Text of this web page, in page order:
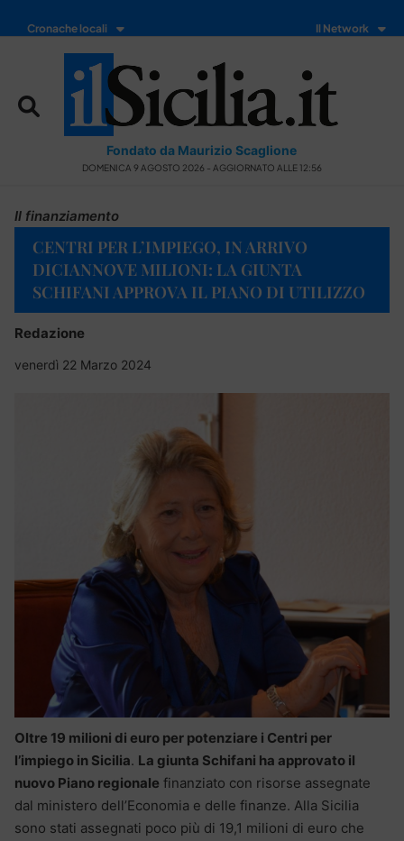
Cronache locali Il Network
Fondato da Maurizio Scaglione
DOMENICA 9 AGOSTO 2026 - AGGIORNATO ALLE 12:56
Il finanziamento
CENTRI PER L’IMPIEGO, IN ARRIVO
DICIANNOVE MILIONI: LA GIUNTA
SCHIFANI APPROVA IL PIANO DI UTILIZZO
Redazione
venerdì 22 Marzo 2024
Oltre 19 milioni di euro per potenziare i Centri per
l’impiego in Sicilia. La giunta Schifani ha approvato il
nuovo Piano regionale finanziato con risorse assegnate
dal ministero dell’Economia e delle finanze. Alla Sicilia
sono stati assegnati poco più di 19,1 milioni di euro che